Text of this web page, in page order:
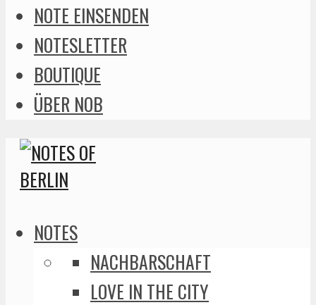
NOTE EINSENDEN
NOTESLETTER
BOUTIQUE
ÜBER NOB
NOTES
NACHBARSCHAFT
LOVE IN THE CITY